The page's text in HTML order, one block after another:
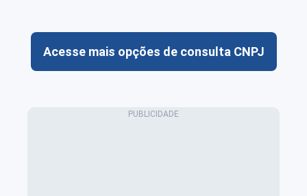
Acesse mais opções de consulta CNPJ